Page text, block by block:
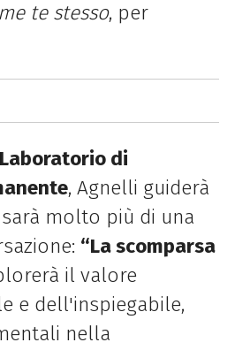
te stesso, per
Laboratorio di
, Agnelli guiderà
molto più di una
“La scomparsa
il valore
e dell'inspiegabile,
nella